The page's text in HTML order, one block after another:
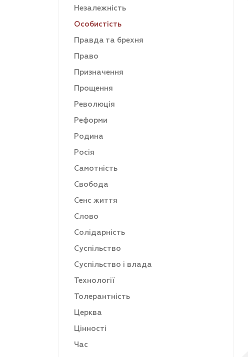
Незалежність
Особистість
Правда та брехня
Право
Призначення
Прощення
Революція
Реформи
Родина
Росія
Самотність
Свобода
Сенс життя
Слово
Солідарність
Суспільство
Суспільство і влада
Технології
Толерантність
Церква
Цінності
Час